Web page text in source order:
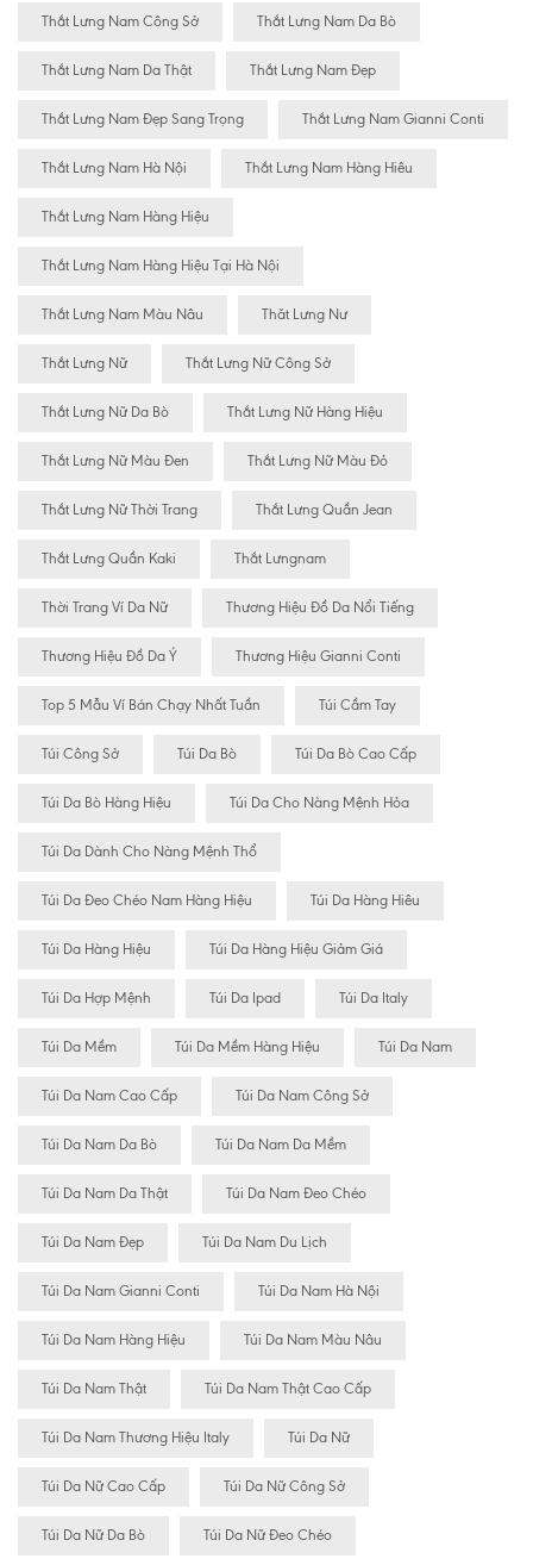
Thắt Lưng Nam Công Sở Thắt Lưng Nam Da Bò
Thắt Lưng Nam Da Thật Thắt Lưng Nam Đẹp
Thắt Lưng Nam Đẹp Sang Trọng Thắt Lưng Nam Gianni Conti
Thắt Lưng Nam Hà Nội Thắt Lưng Nam Hàng Hiêu
Thắt Lưng Nam Hàng Hiệu
Thắt Lưng Nam Hàng Hiệu Tại Hà Nội
Thắt Lưng Nam Màu Nâu Thăt Lưng Nư
Thắt Lưng Nữ Thắt Lưng Nữ Công Sở
Thắt Lưng Nữ Da Bò Thắt Lưng Nữ Hàng Hiệu
Thắt Lưng Nữ Màu Đen Thắt Lưng Nữ Màu Đỏ
Thắt Lưng Nữ Thời Trang Thắt Lưng Quần Jean
Thắt Lưng Quần Kaki Thắt Lưngnam
Thời Trang Ví Da Nữ Thương Hiệu Đồ Da Nổi Tiếng
Thương Hiệu Đồ Da Ý Thương Hiệu Gianni Conti
Top 5 Mẫu Ví Bán Chạy Nhất Tuần Túi Cầm Tay
Túi Công Sở Túi Da Bò Túi Da Bò Cao Cấp
Túi Da Bò Hàng Hiệu Túi Da Cho Nàng Mệnh Hỏa
Túi Da Dành Cho Nàng Mệnh Thổ
Túi Da Đeo Chéo Nam Hàng Hiệu Túi Da Hàng Hiêu
Túi Da Hàng Hiệu Túi Da Hàng Hiệu Giảm Giá
Túi Da Hợp Mệnh Túi Da Ipad Túi Da Italy
Túi Da Mềm Túi Da Mềm Hàng Hiệu Túi Da Nam
Túi Da Nam Cao Cấp Túi Da Nam Công Sở
Túi Da Nam Da Bò Túi Da Nam Da Mềm
Túi Da Nam Da Thật Túi Da Nam Đeo Chéo
Túi Da Nam Đẹp Túi Da Nam Du Lịch
Túi Da Nam Gianni Conti Túi Da Nam Hà Nội
Túi Da Nam Hàng Hiệu Túi Da Nam Màu Nâu
Túi Da Nam Thật Túi Da Nam Thật Cao Cấp
Túi Da Nam Thương Hiệu Italy Túi Da Nữ
Túi Da Nữ Cao Cấp Túi Da Nữ Công Sở
Túi Da Nữ Da Bò Túi Da Nữ Đeo Chéo